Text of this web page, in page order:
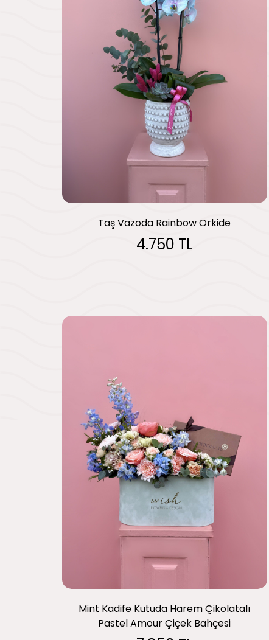
Taş Vazoda Rainbow Orkide
4.750 TL
Mint Kadife Kutuda Harem Çikolatalı
Pastel Amour Çiçek Bahçesi